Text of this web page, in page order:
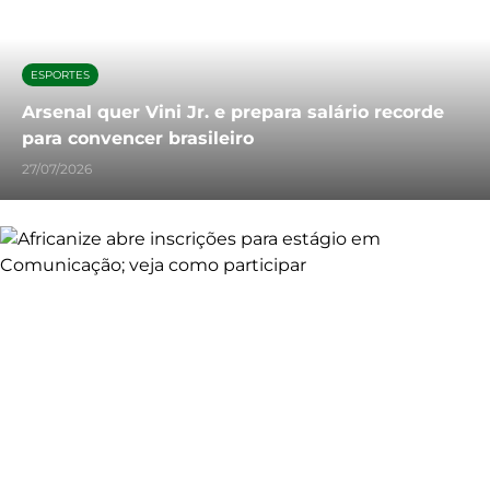
ESPORTES
Arsenal quer Vini Jr. e prepara salário recorde
para convencer brasileiro
27/07/2026